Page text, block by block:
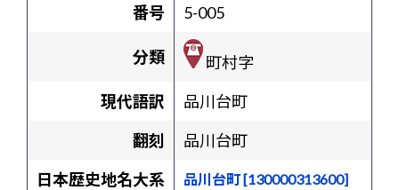
番号
5-005
分類
町村字
現代語訳
品川台町
翻刻
品川台町
日本歴史地名大系
品川台町 [130000313600]